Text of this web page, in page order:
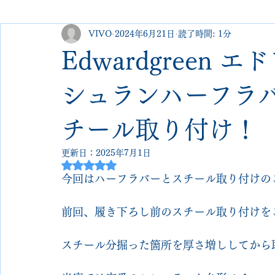
george cleverley Christian louboutin allen edmonds
jimmy choo クリーニング•撥水コーテ
edward green george cox hermes
crockett&jones
Edwardgreen エ
シュランハーフラ
チール取り付け！
VIVO 2024年6月21日 読了時間: 1分
更新日： 2025年7月1日
5つ星のうちNaNと評価されています。
今回はハーフラバーとスチール取り付けの
前回、履き下ろし前のスチール取り付け
スチール分掘った箇所を厚さ増ししてか